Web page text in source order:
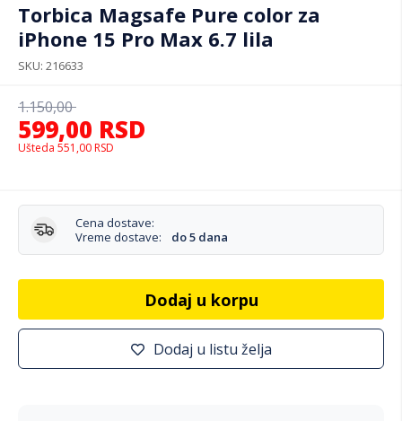
Torbica Magsafe Pure color za
iPhone 15 Pro Max 6.7 lila
SKU 216633
599,00 RSD
1.150,00
Ušteda 551,00 RSD
Cena dostave:
Vreme dostave:
do 5 dana
Dodaj u korpu
Dodaj u listu želja